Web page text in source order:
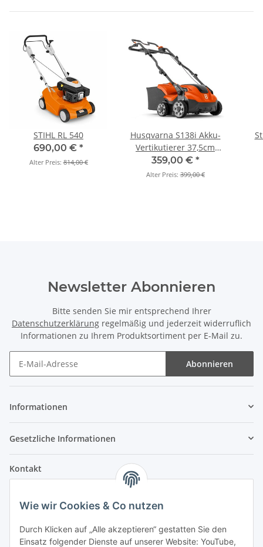
STIHL RL 540
690,00 € *
Alter Preis:814,00 €
Husqvarna S138i Akku-
Vertikutierer 37,5cm
Schnittbreite
(Grundgerät)
359,00 € *
Alter Preis:399,00 €
Newsletter Abonnieren
Bitte senden Sie mir entsprechend Ihrer
Datenschutzerklärung regelmäßig und jederzeit widerruflich
Informationen zu Ihrem Produktsortiment per E-Mail zu.
Abonnieren
Informationen
Gesetzliche Informationen
Kontakt
Im Weiherfeld 10
Wie wir Cookies & Co nutzen
Durch Klicken auf „Alle akzeptieren“ gestatten Sie den
Einsatz folgender Dienste auf unserer Website: YouTube,